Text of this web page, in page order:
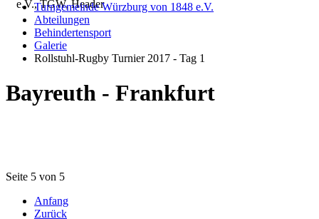
Turngemeinde Würzburg von 1848 e.V.
Abteilungen
Behindertensport
Galerie
Rollstuhl-Rugby Turnier 2017 - Tag 1
Bayreuth - Frankfurt
Seite 5 von 5
Anfang
Zurück